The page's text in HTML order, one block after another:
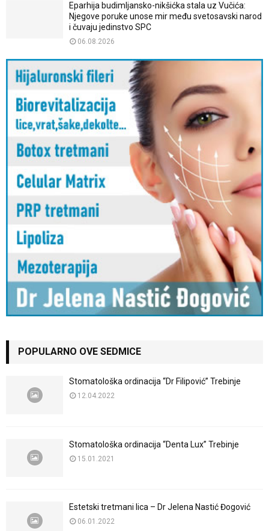
Eparhija budimljansko-nikšićka stala uz Vučića:
Njegove poruke unose mir među svetosavski narod
i čuvaju jedinstvo SPC
06.08.2026
POPULARNO OVE SEDMICE
Stomatološka ordinacija “Dr Filipović” Trebinje
12.04.2022
Stomatološka ordinacija “Denta Lux” Trebinje
15.01.2021
Estetski tretmani lica – Dr Jelena Nastić Đogović
06.01.2022